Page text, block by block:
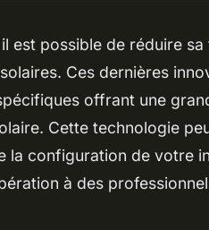
est possible de réduire
Ces dernières
offrant une
Cette technologie
la configuration de votre
à des